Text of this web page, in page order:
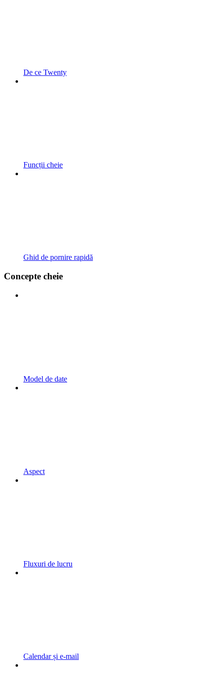
De ce Twenty
Funcții cheie
Ghid de pornire rapidă
Concepte cheie
Model de date
Aspect
Fluxuri de lucru
Calendar și e-mail